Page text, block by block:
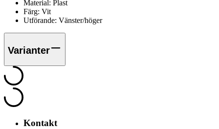
Material: Plast
Färg: Vit
Utförande: Vänster/höger
Varianter
Kontakt